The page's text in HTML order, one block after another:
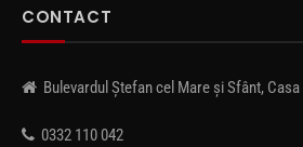
CONTACT
Bulevardul Ștefan cel Mare și Sfânt,
0332 110 042